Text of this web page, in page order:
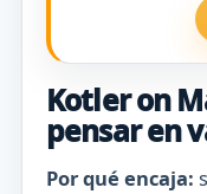
Kotler on
pensar en
Por qué encaja: